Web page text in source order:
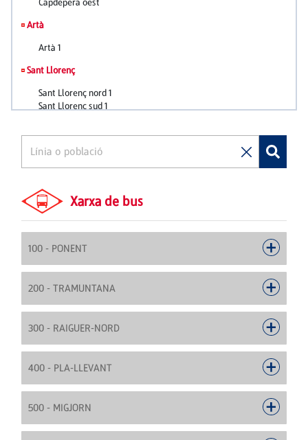
Xarxa de bus
100 - PONENT
200 - TRAMUNTANA
300 - RAIGUER-NORD
400 - PLA-LLEVANT
500 - MIGJORN